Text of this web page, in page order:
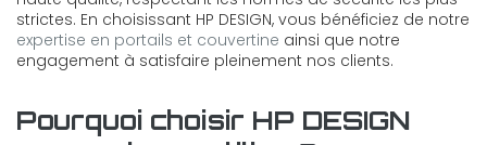
strictes. En choisissant HP DESIGN, vous bénéficiez de notre
expertise en portails et couvertine ainsi que notre
engagement à satisfaire pleinement nos clients.
Pourquoi choisir HP DESIGN